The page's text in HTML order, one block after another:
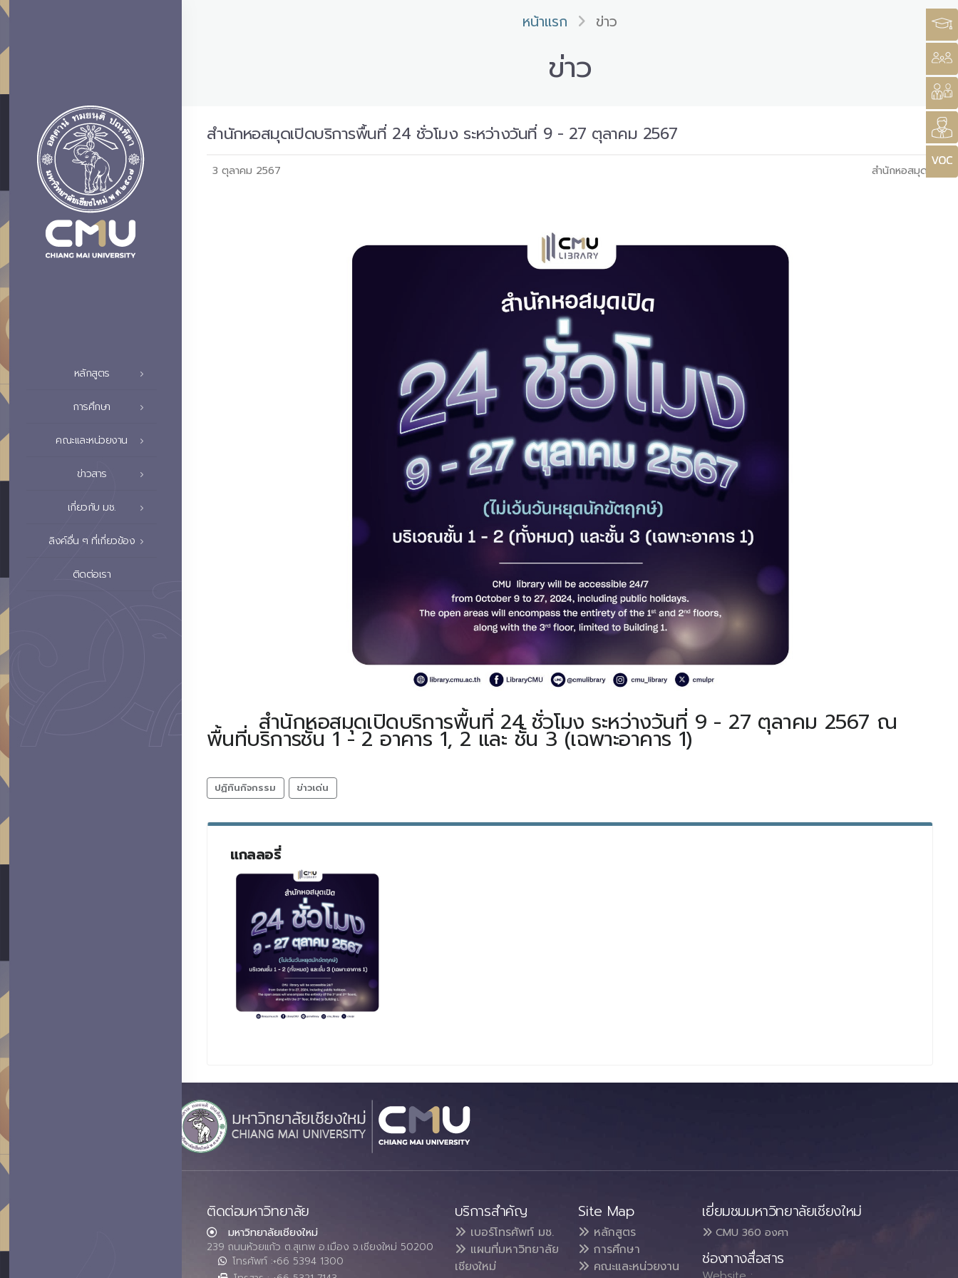
หลักสูตร
การศึกษา
คณะและหน่วยงาน
ข่าวสาร
เกี่ยวกับ มช.
ลิงค์อื่น ๆ ที่เกี่ยวข้อง
ติดต่อเรา
หน้าแรก ข่าว
ข่าว
สำนักหอสมุดเปิดบริการพื้นที่ 24 ชั่วโมง ระหว่างวันที่ 9 - 27 ตุลาคม 2567
3 ตุลาคม 2567 สำนักหอสมุด
สำนักหอสมุดเปิดบริการพื้นที่ 24 ชั่วโมง ระหว่างวันที่ 9 - 27 ตุลาคม 2567 ณ
พื้นที่บริการชั้น 1 - 2 อาคาร 1, 2 และ ชั้น 3 (เฉพาะอาคาร 1)
ปฏิทินกิจกรรม ข่าวเด่น
แกลลอรี่
ติดต่อมหาวิทยาลัย
มหาวิทยาลัยเชียงใหม่
239 ถนนห้วยแก้ว ต.สุเทพ อ.เมือง จ.เชียงใหม่ 50200
โทรศัพท์ :+66 5394 1300
บริการสำคัญ
เบอร์โทรศัพท์ มช.
แผนที่มหาวิทยาลัย
เชียงใหม่
Site Map
หลักสูตร
การศึกษา
คณะและหน่วยงาน
เยี่ยมชมมหาวิทยาลัยเชียงใหม่
CMU 360 องศา
ช่องทางสื่อสาร